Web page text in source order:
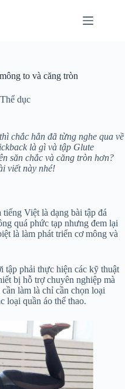
to và căng tròn
Thể dục
thì chắc hẳn đã từng nghe qua về
là gì và tập Glute
săn chắc và căng tròn hơn?
viết này nhé!
Việt là dạng bài tập đá
quá phức tạp nhưng đem lại
là làm phát triển cơ mông và
tập phải thực hiện các kỹ thuật
bị hỗ trợ chuyên nghiệp mà
làm là chỉ cần chọn loại
loại quần áo thể thao.